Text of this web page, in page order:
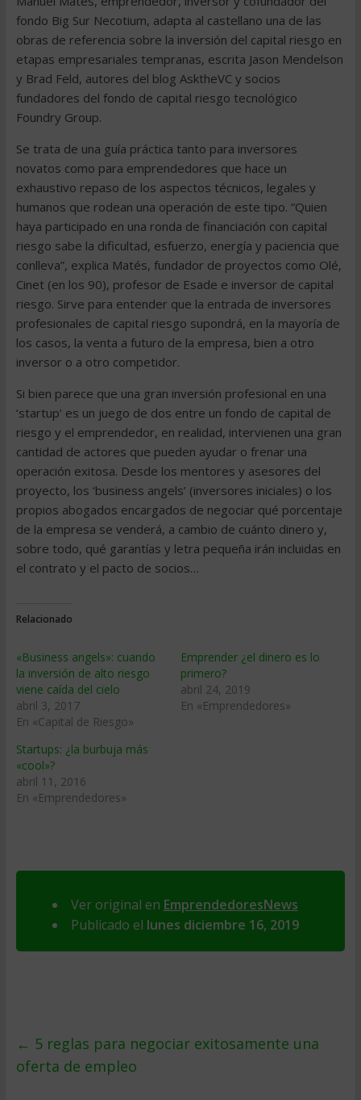
fondo Big Sur Necotium, adapta al castellano una de las
obras de referencia sobre la inversión del capital riesgo en
etapas empresariales tempranas, escrita Jason Mendelson
y Brad Feld, autores del blog AsktheVC y socios
fundadores del fondo de capital riesgo tecnológico
Foundry Group.
Se trata de una guía práctica tanto para inversores
novatos como para emprendedores que hace un
exhaustivo repaso de los aspectos técnicos, legales y
humanos que rodean una operación de este tipo. “Quien
haya participado en una ronda de financiación con capital
riesgo sabe la dificultad, esfuerzo, energía y paciencia que
conlleva”, explica Matés, fundador de proyectos como Olé,
Cinet (en los 90), profesor de Esade e inversor de capital
riesgo. Sirve para entender que la entrada de inversores
profesionales de capital riesgo supondrá, en la mayoría de
los casos, la venta a futuro de la empresa, bien a otro
inversor o a otro competidor.
Si bien parece que una gran inversión profesional en una
‘startup’ es un juego de dos entre un fondo de capital de
riesgo y el emprendedor, en realidad, intervienen una gran
cantidad de actores que pueden ayudar o frenar una
operación exitosa. Desde los mentores y asesores del
proyecto, los ‘business angels’ (inversores iniciales) o los
propios abogados encargados de negociar qué porcentaje
de la empresa se venderá, a cambio de cuánto dinero y,
sobre todo, qué garantías y letra pequeña irán incluidas en
el contrato y el pacto de socios…
Relacionado
«Business angels»: cuando
la inversión de alto riesgo
viene caída del cielo
abril 3, 2017
En «Capital de Riesgo»
Emprender ¿el dinero es lo
primero?
abril 24, 2019
En «Emprendedores»
Startups: ¿la burbuja más
«cool»?
abril 11, 2016
En «Emprendedores»
Ver original en EmprendedoresNews
Publicado el lunes diciembre 16, 2019
← 5 reglas para negociar exitosamente una
oferta de empleo